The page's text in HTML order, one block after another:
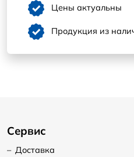
Цены актуальны
Продукция из
Сервис
– Доставка